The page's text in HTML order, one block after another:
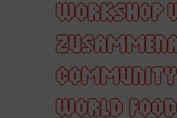
WORKSHOP
COMMUNITY
WORLD FOOD